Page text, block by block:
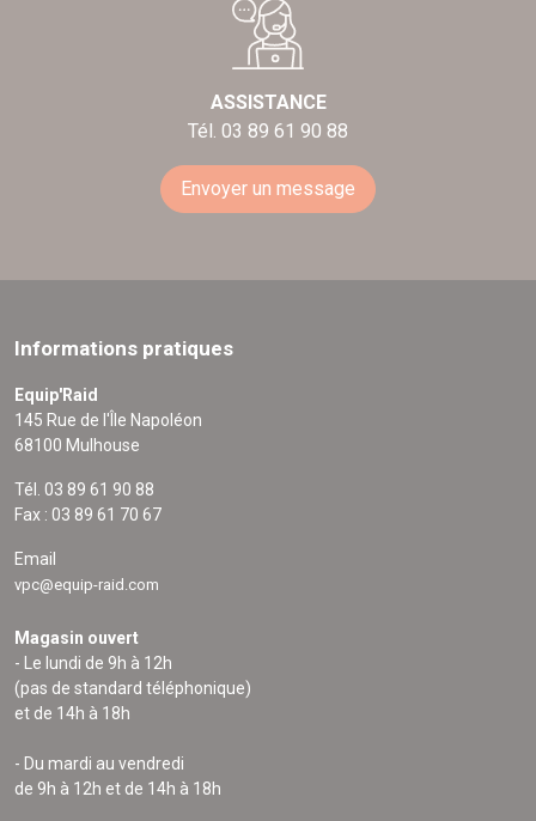
ASSISTANCE
Tél. 03 89 61 90 88
Envoyer un message
Informations pratiques
Equip'Raid
145 Rue de l'Île Napoléon
68100 Mulhouse
Tél. 03 89 61 90 88
Fax : 03 89 61 70 67
Email
vpc@equip-raid.com
Magasin ouvert
- Le lundi de 9h à 12h
(pas de standard téléphonique)
et de 14h à 18h
- Du mardi au vendredi
de 9h à 12h et de 14h à 18h